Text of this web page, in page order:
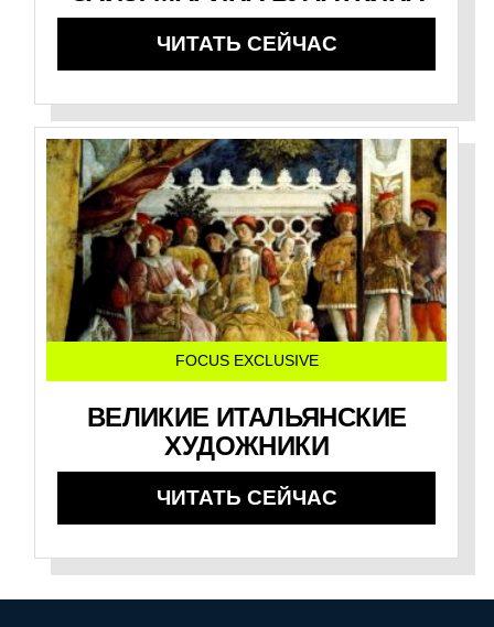
ЧИТАТЬ СЕЙЧАС
FOCUS EXCLUSIVE
ВЕЛИКИЕ ИТАЛЬЯНСКИЕ
ХУДОЖНИКИ
ЧИТАТЬ СЕЙЧАС